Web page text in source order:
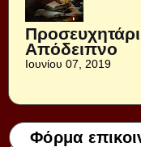
Απόδειπνο
Ιουνίου 07, 2019
Φόρμα